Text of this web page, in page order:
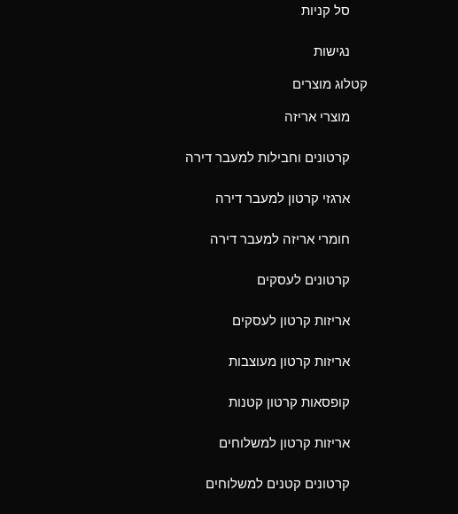
סל קניות
נגישות
קטלוג מוצרים
מוצרי אריזה
קרטונים וחבילות למעבר דירה
ארגזי קרטון למעבר דירה
חומרי אריזה למעבר דירה
קרטונים לעסקים
אריזות קרטון לעסקים
אריזות קרטון מעוצבות
קופסאות קרטון קטנות
אריזות קרטון למשלוחים
קרטונים קטנים למשלוחים